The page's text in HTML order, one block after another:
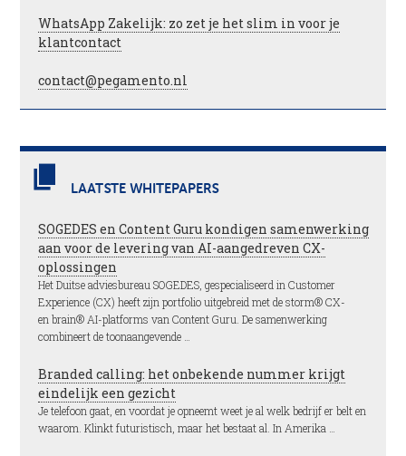
WhatsApp Zakelijk: zo zet je het slim in voor je
klantcontact
contact@pegamento.nl
LAATSTE WHITEPAPERS
SOGEDES en Content Guru kondigen samenwerking
aan voor de levering van AI-aangedreven CX-
oplossingen
Het Duitse adviesbureau SOGEDES, gespecialiseerd in Customer
Experience (CX) heeft zijn portfolio uitgebreid met de storm® CX-
en brain® AI-platforms van Content Guru. De samenwerking
combineert de toonaangevende …
Branded calling: het onbekende nummer krijgt
eindelijk een gezicht
Je telefoon gaat, en voordat je opneemt weet je al welk bedrijf er belt en
waarom. Klinkt futuristisch, maar het bestaat al. In Amerika …